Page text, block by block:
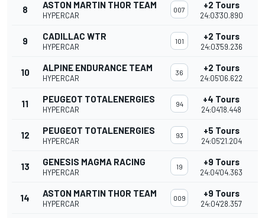
8 ASTON MARTIN THOR TEAM
HYPERCAR
007 +2 Tours
24:03'30.890
9 CADILLAC WTR
HYPERCAR
101 +2 Tours
24:03'59.236
10 ALPINE ENDURANCE TEAM
HYPERCAR
36 +2 Tours
24:05'06.622
11 PEUGEOT TOTALENERGIES
HYPERCAR
94 +4 Tours
24:04'18.448
12 PEUGEOT TOTALENERGIES
HYPERCAR
93 +5 Tours
24:05'21.204
13 GENESIS MAGMA RACING
HYPERCAR
19 +9 Tours
24:04'04.363
14 ASTON MARTIN THOR TEAM
HYPERCAR
009 +9 Tours
24:04'28.357